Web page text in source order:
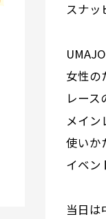
スナッ
女性の
レー
メイ
使いか
イベン
当日は